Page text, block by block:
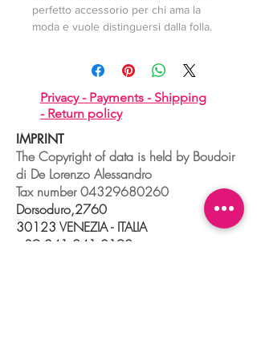
perfetto accessorio per chi ama la
moda e vuole distinguersi dalla folla.
Privacy - Payments - Shipping
- Return policy
IMPRINT
The Copyright of data is held by Boudoir
di De Lorenzo Alessandro
Tax number04329680260
Dorsoduro,2760
30123 VENEZIA - ITALIA
+39 041 241 0192